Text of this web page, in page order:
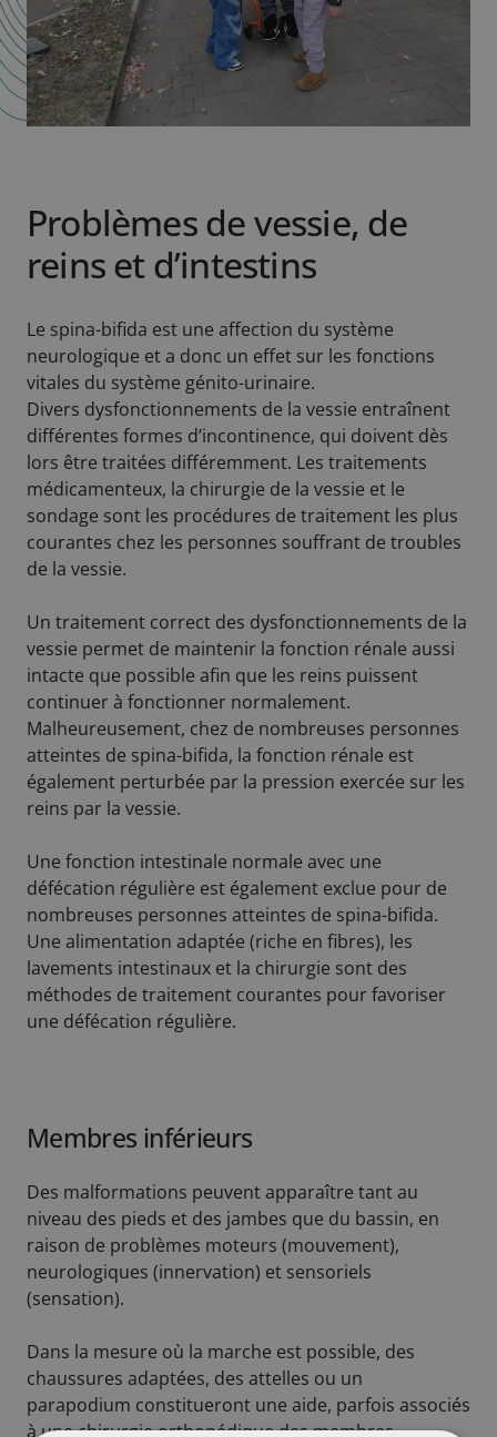
Problèmes de vessie, de
reins et d’intestins
Le spina-bifida est une affection du système
neurologique et a donc un effet sur les fonctions
vitales du système génito-urinaire.
Divers dysfonctionnements de la vessie entraînent
différentes formes d’incontinence, qui doivent dès
lors être traitées différemment. Les traitements
médicamenteux, la chirurgie de la vessie et le
sondage sont les procédures de traitement les plus
courantes chez les personnes souffrant de troubles
de la vessie.
Un traitement correct des dysfonctionnements de la
vessie permet de maintenir la fonction rénale aussi
intacte que possible afin que les reins puissent
continuer à fonctionner normalement.
Malheureusement, chez de nombreuses personnes
atteintes de spina-bifida, la fonction rénale est
également perturbée par la pression exercée sur les
reins par la vessie.
Une fonction intestinale normale avec une
défécation régulière est également exclue pour de
nombreuses personnes atteintes de spina-bifida.
Une alimentation adaptée (riche en fibres), les
lavements intestinaux et la chirurgie sont des
méthodes de traitement courantes pour favoriser
une défécation régulière.
Membres inférieurs
Des malformations peuvent apparaître tant au
niveau des pieds et des jambes que du bassin, en
raison de problèmes moteurs (mouvement),
neurologiques (innervation) et sensoriels
(sensation).
Dans la mesure où la marche est possible, des
chaussures adaptées, des attelles ou un
parapodium constitueront une aide, parfois associés
à une chirurgie orthopédique des membres